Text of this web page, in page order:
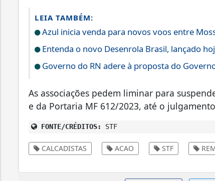
LEIA TAMBÉM:
Azul inicia venda para novos voos entre
Entenda o novo Desenrola Brasil, lançado
Governo do RN adere à proposta do
As associações pedem liminar para
e da Portaria MF 612/2023, até o
FONTE/CRÉDITOS: STF
CALCADISTAS ACAO STF